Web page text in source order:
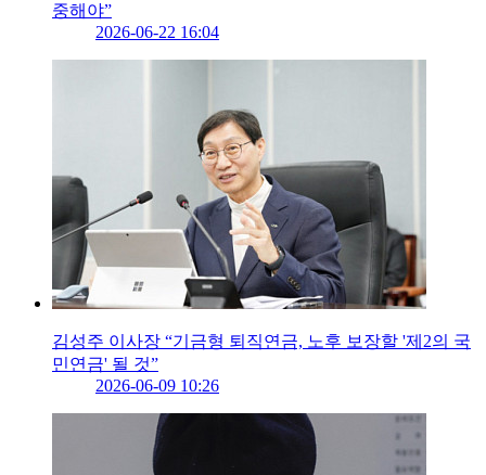
중해야”
2026-06-22 16:04
김성주 이사장 “기금형 퇴직연금, 노후 보장할 '제2의 국
민연금' 될 것”
2026-06-09 10:26